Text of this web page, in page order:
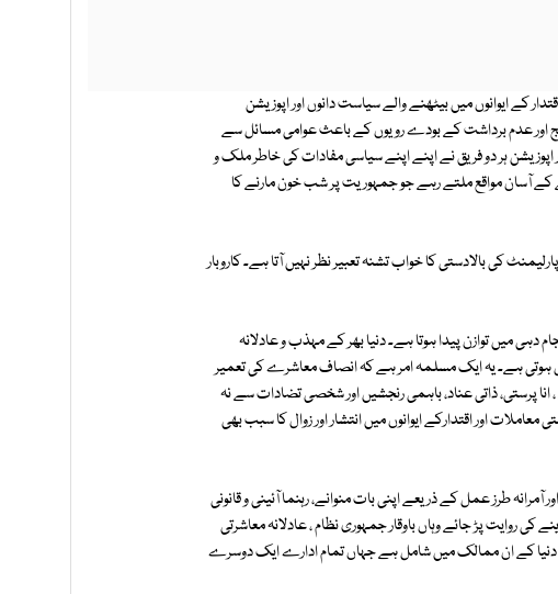
کے ایوانوں میں بیٹھنے والے سیاست دانوں اور اپوزیشن
اور عدم برداشت کے بودے رویوں کے باعث عوامی مسائل سے
ہر دو فریق نے اپنے اپنے سیاسی مفادات کی خاطر ملک و
کے آسان مواقع ملتے رہے جو جمہوریت پر شب خون مارنے کا
کی بالادستی کا خواب تشنہ تعبیر نظر نہیں آتا ہے۔ کاروبار
میں توازن پیدا ہوتا ہے۔ دنیا بھر کے مہذب و عادلانہ
ہوتی ہے۔ یہ ایک مسلمہ امر ہے کہ انصاف معاشرے کی تعمیر
انا پرستی، ذاتی عناد، باہمی رنجشیں اور شخصی تضادات سے نہ
اور اقتدارکے ایوانوں میں انتشار اور زوال کا سبب بھی
طرز عمل کے ذریعے اپنی بات منوانے، رہنما آئینی و قانونی
روایت پڑ جائے وہاں باوقار جمہوری نظام ، عادلانہ معاشرتی
دنیا کے ان ممالک میں شامل ہے جہاں تمام ادارے ایک دوسرے